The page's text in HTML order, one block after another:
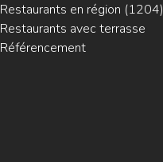
Restaurants en région (1204)
Restaurants avec terrasse
Référencement